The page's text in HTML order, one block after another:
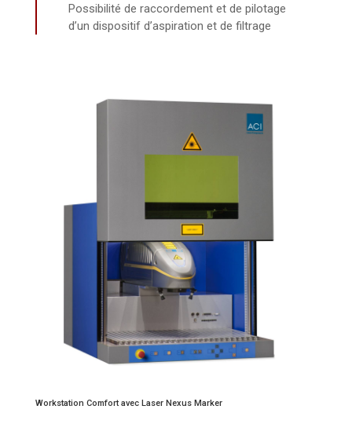
Possibilité de raccordement et de pilotage
d’un dispositif d’aspiration et de filtrage
Workstation Comfort avec Laser Nexus Marker